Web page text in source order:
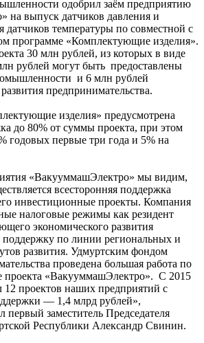
одобрил заём предприятию
на выпуск датчиков давления и
датчиков температуры по совместной с
программе «Комплектующие изделия».
30 млн рублей, из которых в виде
рублей могут быть предоставлены
и 6 млн рублей
предпринимательства.
изделия» предусмотрена
до 80% от суммы проекта, при этом
годовых первые три года и 5% на
«ВакууммашЭлектро» мы видим,
всесторонняя поддержка
инвестиционные проекты. Компания
налоговые режимы как резидент
экономического развития
поддержку по линии региональных и
развития. Удмуртским фондом
проведена большая работа по
проекта «ВакууммашЭлектро». С 2015
проектов наших предприятий с
— 1,4 млрд рублей»,
заместитель Председателя
Республики Александр Свинин.